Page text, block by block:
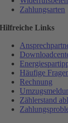
Zahlungsarten
Hilfreiche Links
Häufige
Rechnung
Zählerstand